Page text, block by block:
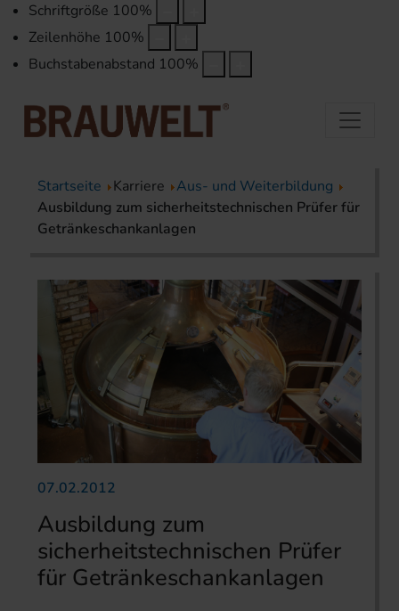
Schriftgröße 100%
Zeilenhöhe 100%
Buchstabenabstand 100%
Startseite Karriere
Aus- und Weiterbildung
Ausbildung zum sicherheitstechnischen Prüfer für
Getränkeschankanlagen
07.02.2012
Ausbildung zum
sicherheitstechnischen Prüfer
für Getränkeschankanlagen